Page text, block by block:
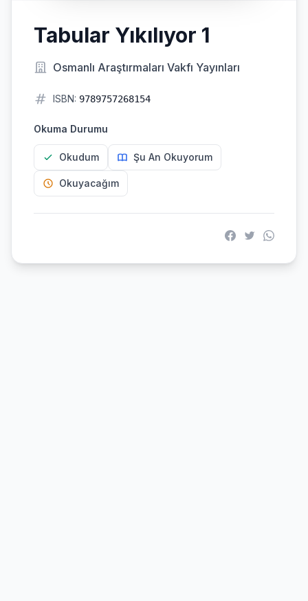
Tabular Yıkılıyor 1
Osmanlı Araştırmaları Vakfı Yayınları
ISBN: 9789757268154
Okuma Durumu
Okudum Şu An Okuyorum
Okuyacağım